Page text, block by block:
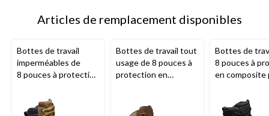
Articles de remplacement disponibles
Bottes de travail
imperméables de
8 pouces à protection
hommes,
Utility, Cincinnati
Bottes de travail tout
usage de 8 pouces à
protection en
KEEN Utility
Bottes de
8 pouces à
en composite
glissière
Oshawa,